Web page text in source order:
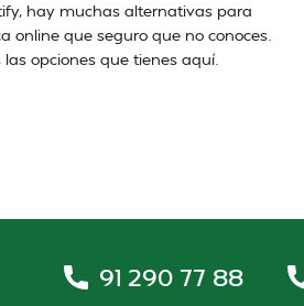
hay muchas alternativas para
online que seguro que no conoces.
opciones que tienes aquí.
91 290 77 88